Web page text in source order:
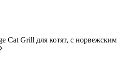
Cat Grill для котят, с норвежским